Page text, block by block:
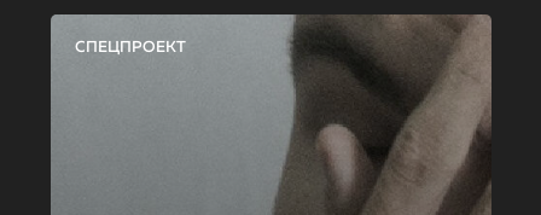
СПЕЦПРОЕКТ